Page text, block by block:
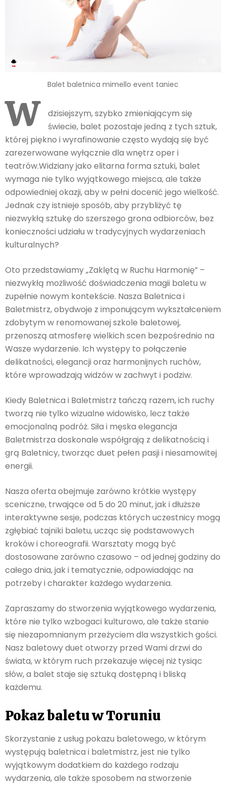
Balet baletnica mimello event taniec
W
dzisiejszym, szybko zmieniającym się
świecie, balet pozostaje jedną z tych sztuk,
której piękno i wyrafinowanie często wydają się być
zarezerwowane wyłącznie dla wnętrz oper i
teatrów.Widziany jako elitarna forma sztuki, balet
wymaga nie tylko wyjątkowego miejsca, ale także
odpowiedniej okazji, aby w pełni docenić jego wielkość.
Jednak czy istnieje sposób, aby przybliżyć tę
niezwykłą sztukę do szerszego grona odbiorców, bez
konieczności udziału w tradycyjnych wydarzeniach
kulturalnych?
Oto przedstawiamy „Zaklętą w Ruchu Harmonię” –
niezwykłą możliwość doświadczenia magii baletu w
zupełnie nowym kontekście. Nasza Baletnica i
Baletmistrz, obydwoje z imponującym wykształceniem
zdobytym w renomowanej szkole baletowej,
przenoszą atmosferę wielkich scen bezpośrednio na
Wasze wydarzenie. Ich występy to połączenie
delikatności, elegancji oraz harmonijnych ruchów,
które wprowadzają widzów w zachwyt i podziw.
Kiedy Baletnica i Baletmistrz tańczą razem, ich ruchy
tworzą nie tylko wizualne widowisko, lecz także
emocjonalną podróż. Siła i męska elegancja
Baletmistrza doskonale współgrają z delikatnością i
grą Baletnicy, tworząc duet pełen pasji i niesamowitej
energii.
Nasza oferta obejmuje zarówno krótkie występy
sceniczne, trwające od 5 do 20 minut, jak i dłuższe
interaktywne sesje, podczas których uczestnicy mogą
zgłębiać tajniki baletu, ucząc się podstawowych
kroków i choreografii. Warsztaty mogą być
dostosowane zarówno czasowo – od jednej godziny do
całego dnia, jak i tematycznie, odpowiadając na
potrzeby i charakter każdego wydarzenia.
Zapraszamy do stworzenia wyjątkowego wydarzenia,
które nie tylko wzbogaci kulturowo, ale także stanie
się niezapomnianym przeżyciem dla wszystkich gości.
Nasz baletowy duet otworzy przed Wami drzwi do
świata, w którym ruch przekazuje więcej niż tysiąc
słów, a balet staje się sztuką dostępną i bliską
każdemu.
Pokaz baletu w Toruniu
Skorzystanie z usług pokazu baletowego, w którym
występują baletnica i baletmistrz, jest nie tylko
wyjątkowym dodatkiem do każdego rodzaju
wydarzenia, ale także sposobem na stworzenie